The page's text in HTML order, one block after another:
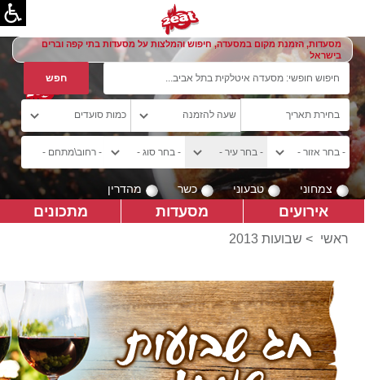
מסעדות, הזמנת מקום במסעדה, חיפוש והמלצות על מסעדות בתי קפה וברים
בישראל
צמחוני טבעוני כשר מהדרין
אירועים מסעדות מתכונים
ראשי > שבועות 2013